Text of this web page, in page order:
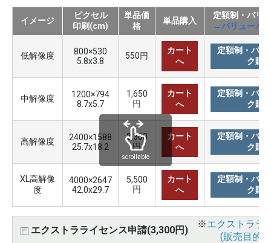
イメージ
ピクセル
印刷(cm)
単品価
格
単品購入
定額制・バリ
→バリューパ
低解像度
800×530
5.8x3.8
550円
カート
へ
定額制・バリ
ク購
中解像度
1200×794
8.7x5.7
1,650
円
カート
へ
定額制・バリ
ク購
高解像度
2400×1588
25.7x18.2
3,300
円
カート
へ
定額制・バリ
ク購
XL高解像
度
4000×2647
42.0x29.7
5,500
円
カート
へ
定額制・バリ
ク購
エクストラライセンス申請(3,300円)
※エクストララ
(販売目的
scrollable